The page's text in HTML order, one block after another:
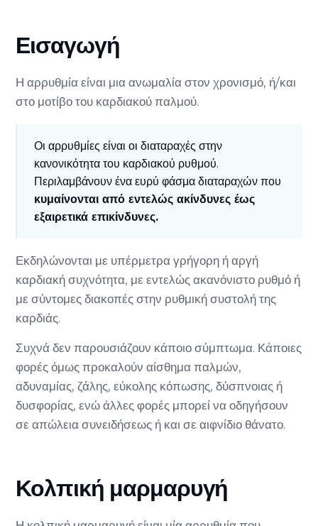
Εισαγωγή
Η αρρυθμία είναι μια ανωμαλία στον χρονισμό, ή/και
στο μοτίβο του καρδιακού παλμού.
Οι αρρυθμίες είναι οι διαταραχές στην
κανονικότητα του καρδιακού ρυθμού.
Περιλαμβάνουν ένα ευρύ φάσμα διαταραχών που
κυμαίνονται από εντελώς ακίνδυνες έως
εξαιρετικά επικίνδυνες.
Εκδηλώνονται με υπέρμετρα γρήγορη ή αργή
καρδιακή συχνότητα, με εντελώς ακανόνιστο ρυθμό ή
με σύντομες διακοπές στην ρυθμική συστολή της
καρδιάς.
Συχνά δεν παρουσιάζουν κάποιο σύμπτωμα. Κάποιες
φορές όμως προκαλούν αίσθημα παλμών,
αδυναμίας, ζάλης, εύκολης κόπωσης, δύσπνοιας ή
δυσφορίας, ενώ άλλες φορές μπορεί να οδηγήσουν
σε απώλεια συνειδήσεως ή και σε αιφνίδιο θάνατο.
Κολπική μαρμαρυγή